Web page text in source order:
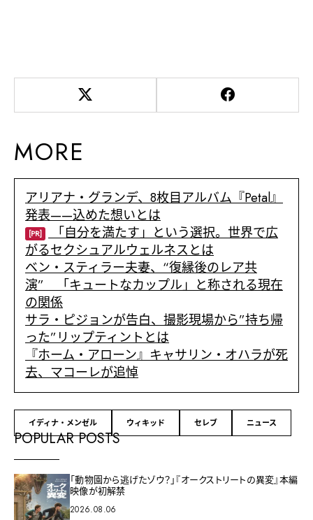
MORE
アリアナ・グランデ、8枚目アルバム『Petal』
発表——込めた想いとは
[PR]
「自分を満たす」という選択。世界で広
がるセクシュアルウェルネスとは
ベン・スティラー夫妻、“復縁後のレア共
演” 「キュートなカップル」と称される現在
の関係
サラ・ピジョンが告白、撮影現場から”持ち帰
った”リップティントとは
『ホーム・アローン』キャサリン・オハラが死
去、マコーレが追悼
イディナ・メンゼル ウィキッド セレブ ニュース
POPULAR POSTS
「動物園から逃げたゾウ？」『オークストリートの異変』本編
映像が初解禁
2026.08.06